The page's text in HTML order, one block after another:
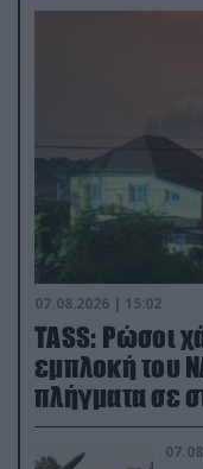
07.08.2026 | 15:02
TASS: Ρώσοι
εμπλοκή του
πλήγματα σε
έδαφος!